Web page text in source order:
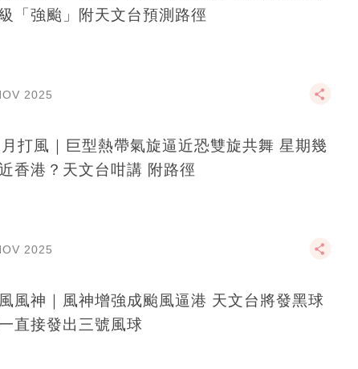
「強颱」附天文台預測路徑
2025
打風｜巨型熱帶氣旋逼近恐雙旋共舞 星期幾
香港？天文台咁講 附路徑
2025
風神｜風神增強成颱風逼港 天文台將發黑球
直接發出三號風球